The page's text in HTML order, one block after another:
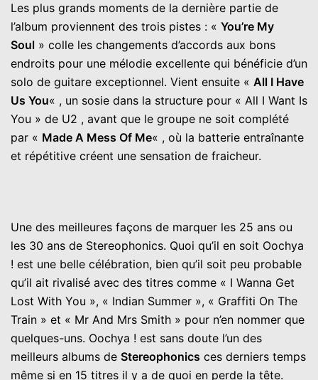
Les plus grands moments de la dernière partie de
l’album proviennent des trois pistes : « You’re My
Soul » colle les changements d’accords aux bons
endroits pour une mélodie excellente qui bénéficie d’un
solo de guitare exceptionnel. Vient ensuite « All I Have
Us You« , un sosie dans la structure pour « All I Want Is
You » de U2 , avant que le groupe ne soit complété
par « Made A Mess Of Me« , où la batterie entraînante
et répétitive créent une sensation de fraicheur.
Une des meilleures façons de marquer les 25 ans ou
les 30 ans de Stereophonics. Quoi qu’il en soit Oochya
! est une belle célébration, bien qu’il soit peu probable
qu’il ait rivalisé avec des titres comme « I Wanna Get
Lost With You », « Indian Summer », « Graffiti On The
Train » et « Mr And Mrs Smith » pour n’en nommer que
quelques-uns. Oochya ! est sans doute l’un des
meilleurs albums de Stereophonics ces derniers temps
même si en 15 titres il y a de quoi en perde la tête.